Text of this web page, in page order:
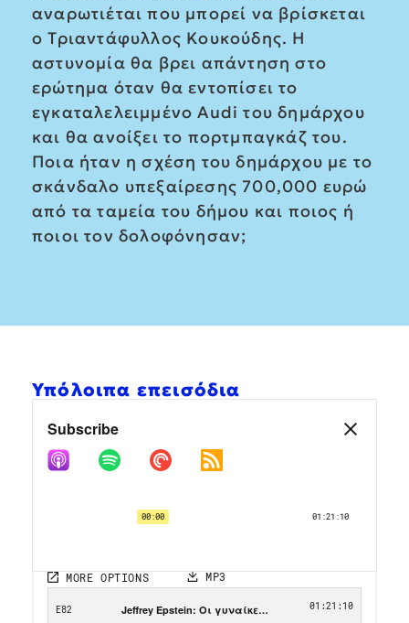
αναρωτιέται που μπορεί να βρίσκεται
ο Τριαντάφυλλος Κουκούδης. Η
αστυνομία θα βρει απάντηση στο
ερώτημα όταν θα εντοπίσει το
εγκαταλελειμμένο Audi του δημάρχου
και θα ανοίξει το πορτμπαγκάζ του.
Ποια ήταν η σχέση του δημάρχου με το
σκάνδαλο υπεξαίρεσης 700,000 ευρώ
από τα ταμεία του δήμου και ποιος ή
ποιοι τον δολοφόνησαν;
Υπόλοιπα επεισόδια